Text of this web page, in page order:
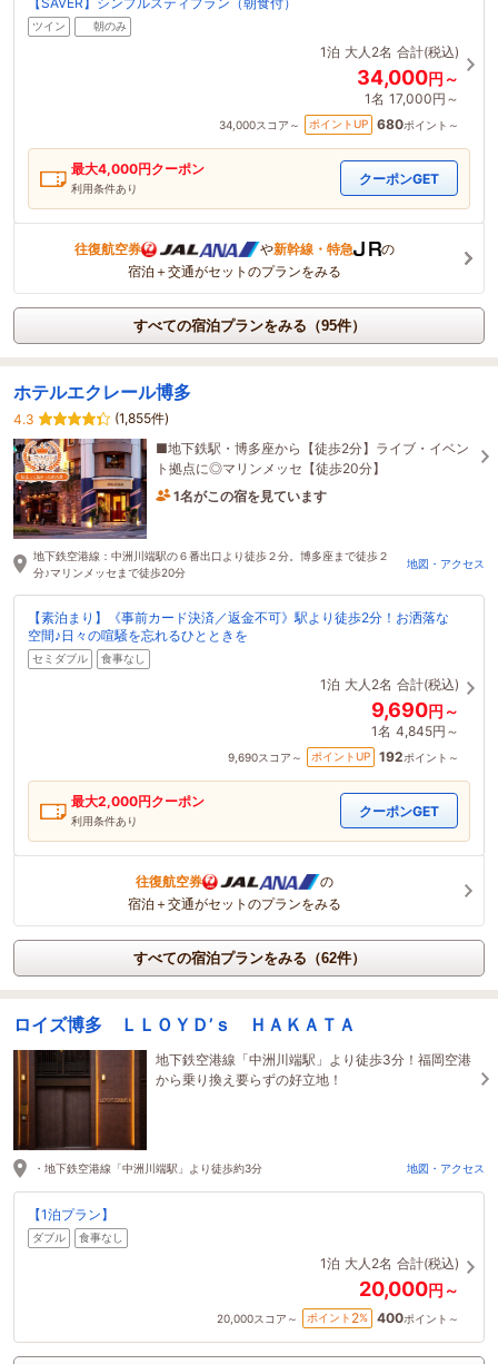
ツイン 朝のみ
1泊 大人2名 合計(税込)
34,000円～
1名 17,000円～
34,000スコア～ ポイントUP 680ポイント～
最大4,000円クーポン
利用条件あり
クーポンGET
往復航空券 や新幹線・特急
の
宿泊＋交通がセットのプランをみる
すべての宿泊プランをみる（95件）
ホテルエクレール博多
4.3
(1,855件)
■地下鉄駅・博多座から【徒歩2分】ライブ・イベン
ト拠点に◎マリンメッセ【徒歩20分】
1名がこの宿を見ています
地下鉄空港線：中洲川端駅の６番出口より徒歩２分。博多座まで徒歩２
分♪マリンメッセまで徒歩20分
地図・アクセス
【素泊まり】《事前カード決済／返金不可》駅より徒歩2分！お洒落な
空間♪日々の喧騒を忘れるひとときを
セミダブル 食事なし
1泊 大人2名 合計(税込)
9,690円～
1名 4,845円～
9,690スコア～ ポイントUP 192ポイント～
最大2,000円クーポン
利用条件あり
クーポンGET
往復航空券
の
宿泊＋交通がセットのプランをみる
すべての宿泊プランをみる（62件）
ロイズ博多 ＬＬＯＹＤ’ｓ ＨＡＫＡＴＡ
地下鉄空港線「中洲川端駅」より徒歩3分！福岡空港
から乗り換え要らずの好立地！
・地下鉄空港線「中洲川端駅」より徒歩約3分 地図・アクセス
【1泊プラン】
ダブル 食事なし
1泊 大人2名 合計(税込)
20,000円～
20,000スコア～ ポイント 2% 400ポイント～